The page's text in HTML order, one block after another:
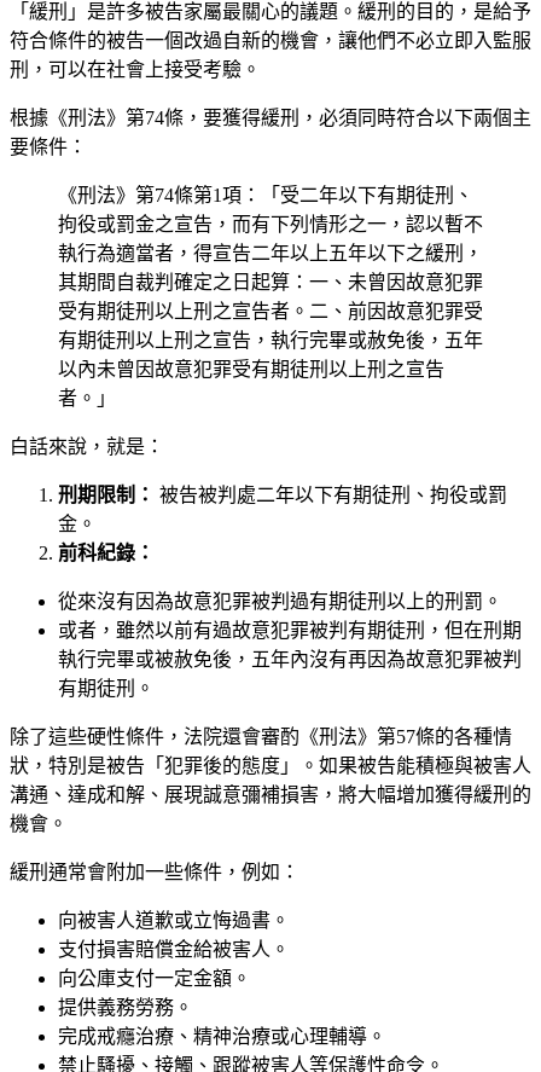
「緩刑」是許多被告家屬最關心的議題。緩刑的目的，是給予
符合條件的被告一個改過自新的機會，讓他們不必立即入監服
刑，可以在社會上接受考驗。
根據《刑法》第74條，要獲得緩刑，必須同時符合以下兩個主
要條件：
《刑法》第74條第1項：「受二年以下有期徒刑、
拘役或罰金之宣告，而有下列情形之一，認以暫不
執行為適當者，得宣告二年以上五年以下之緩刑，
其期間自裁判確定之日起算：一、未曾因故意犯罪
受有期徒刑以上刑之宣告者。二、前因故意犯罪受
有期徒刑以上刑之宣告，執行完畢或赦免後，五年
以內未曾因故意犯罪受有期徒刑以上刑之宣告
者。」
白話來說，就是：
刑期限制： 被告被判處二年以下有期徒刑、拘役或罰
金。
前科紀錄：
從來沒有因為故意犯罪被判過有期徒刑以上的刑罰。
或者，雖然以前有過故意犯罪被判有期徒刑，但在刑期
執行完畢或被赦免後，五年內沒有再因為故意犯罪被判
有期徒刑。
除了這些硬性條件，法院還會審酌《刑法》第57條的各種情
狀，特別是被告「犯罪後的態度」。如果被告能積極與被害人
溝通、達成和解、展現誠意彌補損害，將大幅增加獲得緩刑的
機會。
緩刑通常會附加一些條件，例如：
向被害人道歉或立悔過書。
支付損害賠償金給被害人。
向公庫支付一定金額。
提供義務勞務。
完成戒癮治療、精神治療或心理輔導。
禁止騷擾、接觸、跟蹤被害人等保護性命令。